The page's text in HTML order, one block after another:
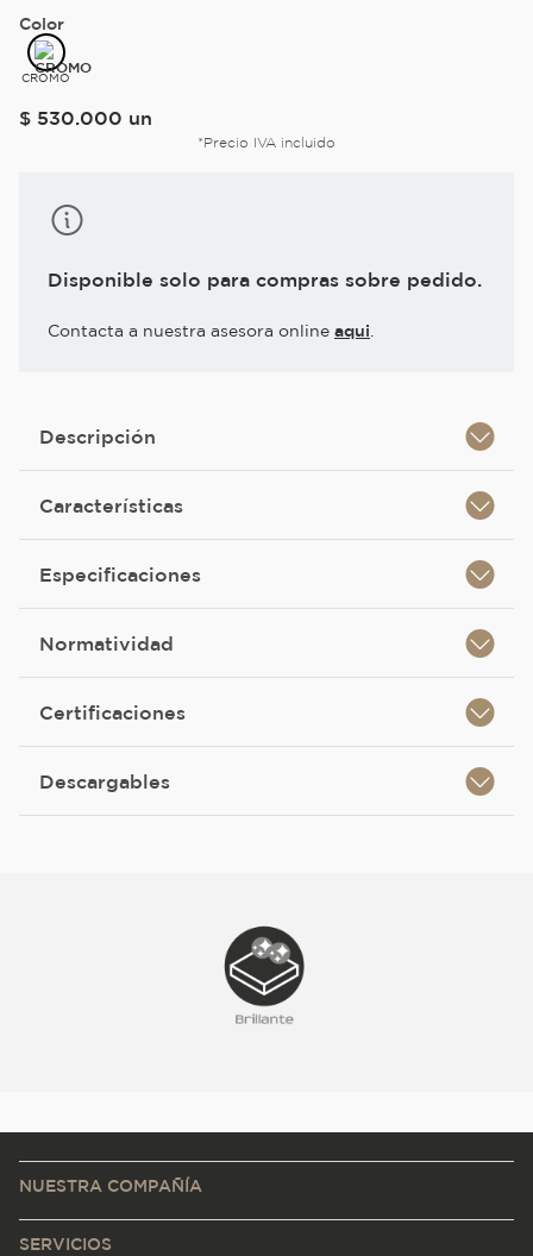
Color
CROMO
$ 530.000 un
*Precio IVA incluido
Disponible solo para compras sobre pedido.
Contacta a nuestra asesora online aqui
Descripción
Características
Especificaciones
Normatividad
Certificaciones
Descargables
NUESTRA COMPAÑÍA
SERVICIOS